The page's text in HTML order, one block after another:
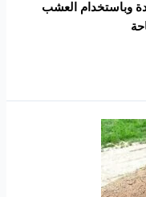
وباستخدام العشب